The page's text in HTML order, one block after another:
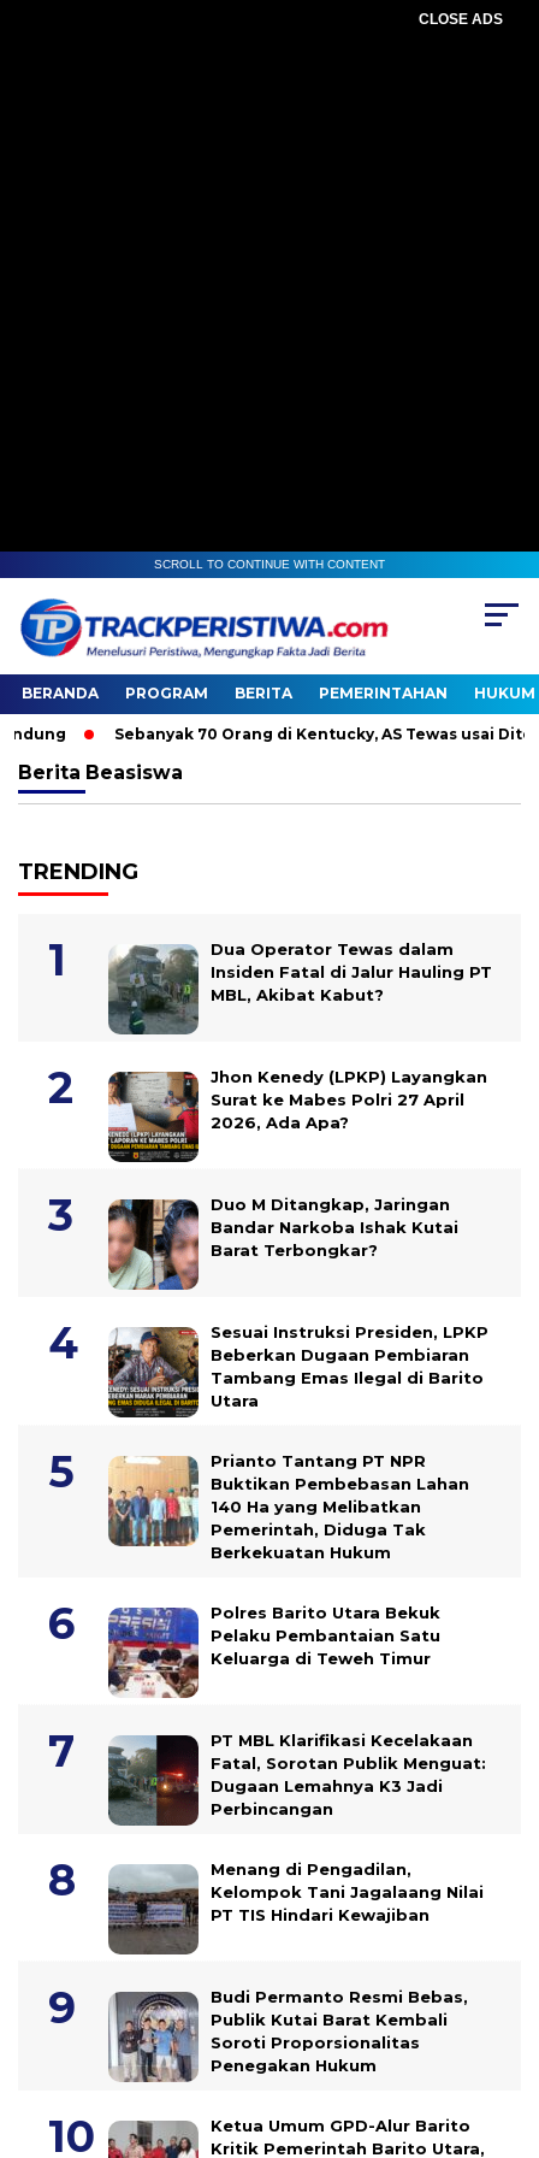
CLOSE ADS
SCROLL TO CONTINUE WITH CONTENT
BERANDA PROGRAM BERITA PEMERINTAHAN HUKUM
Sebanyak 70 Orang di Kentucky, AS Tewas usai
Berita Beasiswa
TRENDING
Dua Operator Tewas dalam
Insiden Fatal di Jalur Hauling PT
MBL, Akibat Kabut?
Jhon Kenedy (LPKP) Layangkan
Surat ke Mabes Polri 27 April
2026, Ada Apa?
Duo M Ditangkap, Jaringan
Bandar Narkoba Ishak Kutai
Barat Terbongkar?
Sesuai Instruksi Presiden, LPKP
Beberkan Dugaan Pembiaran
Tambang Emas Ilegal di Barito
Utara
Prianto Tantang PT NPR
Buktikan Pembebasan Lahan
140 Ha yang Melibatkan
Pemerintah, Diduga Tak
Berkekuatan Hukum
Polres Barito Utara Bekuk
Pelaku Pembantaian Satu
Keluarga di Teweh Timur
PT MBL Klarifikasi Kecelakaan
Fatal, Sorotan Publik Menguat:
Dugaan Lemahnya K3 Jadi
Perbincangan
Menang di Pengadilan,
Kelompok Tani Jagalaang Nilai
PT TIS Hindari Kewajiban
Budi Permanto Resmi Bebas,
Publik Kutai Barat Kembali
Soroti Proporsionalitas
Penegakan Hukum
Ketua Umum GPD-Alur Barito
Kritik Pemerintah Barito Utara,